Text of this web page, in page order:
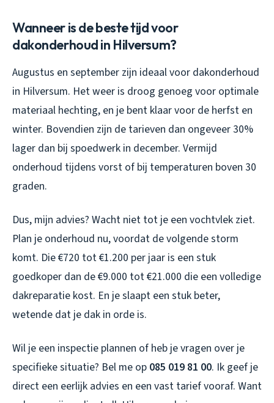
Wanneer is de beste tijd voor
dakonderhoud in Hilversum?
Augustus en september zijn ideaal voor dakonderhoud
in Hilversum. Het weer is droog genoeg voor optimale
materiaal hechting, en je bent klaar voor de herfst en
winter. Bovendien zijn de tarieven dan ongeveer 30%
lager dan bij spoedwerk in december. Vermijd
onderhoud tijdens vorst of bij temperaturen boven 30
graden.
Dus, mijn advies? Wacht niet tot je een vochtvlek ziet.
Plan je onderhoud nu, voordat de volgende storm
komt. Die €720 tot €1.200 per jaar is een stuk
goedkoper dan de €9.000 tot €21.000 die een volledige
dakreparatie kost. En je slaapt een stuk beter,
wetende dat je dak in orde is.
Wil je een inspectie plannen of heb je vragen over je
specifieke situatie? Bel me op 085 019 81 00. Ik geef je
direct een eerlijk advies en een vast tarief vooraf. Want